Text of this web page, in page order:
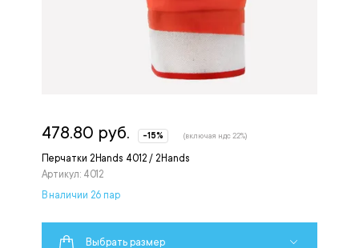
Перчатки 2Hands 4012 / 2Hands
Артикул: 4012
478.80 руб. -15% (включая ндс 22%)
В наличии 26 пар
Выбрать размер